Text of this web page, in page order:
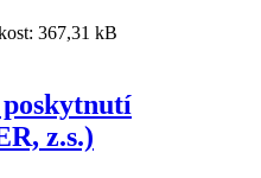
367,31 kB
z.s.)